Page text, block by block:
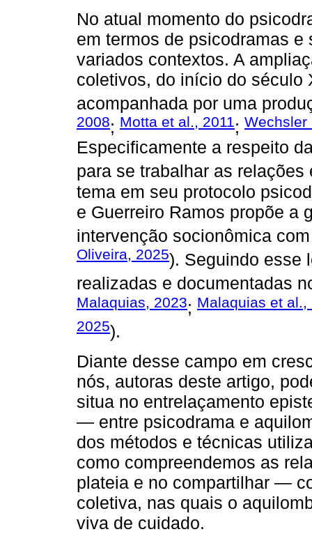
No atual momento do
em termos de psicodramas
variados contextos. A
coletivos, do início do século
acompanhada por uma
2008; Motta et al., 2011; Wechsler
Especificamente a respeito
para se trabalhar as
tema em seu protocolo
e Guerreiro Ramos propõe a
intervenção socionômica
Oliveira, 2025). Seguindo esse
realizadas e documentadas
Malaquias, 2023; Malaquias et al.,
2025).
Diante desse campo em
nós, autoras deste artigo,
situa no entrelaçamento
— entre psicodrama e
dos métodos e técnicas
como compreendemos as
plateia e no compartilhar —
coletiva, nas quais o
viva de cuidado.